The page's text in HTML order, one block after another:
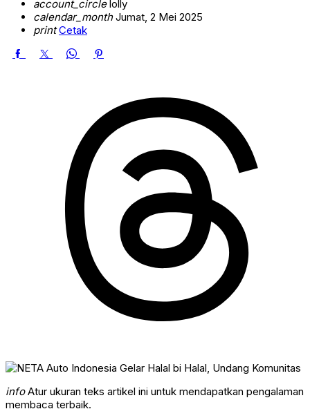
account_circlelolly
calendar_monthJumat, 2 Mei 2025
print Cetak
infoAtur ukuran teks artikel ini untuk mendapatkan pengalaman
membaca terbaik.